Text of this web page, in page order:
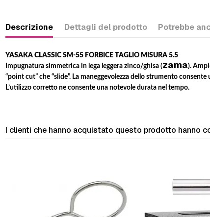
Descrizione Dettagli del prodotto Potrebbe
YASAKA CLASSIC SM-55 FORBICE TAGLIO MISURA 5.5
Impugnatura simmetrica in lega leggera zinco/ghisa (zama).
“point cut” che “slide”. La maneggevolezza dello strumento
L’utilizzo corretto ne consente una notevole durata nel tempo.
I clienti che hanno acquistato questo prodotto hanno